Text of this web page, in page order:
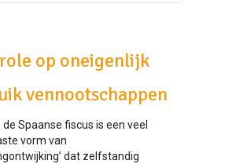
op oneigenlijk
vennootschappen
Spaanse fiscus is een veel
vorm van
dat zelfstandig